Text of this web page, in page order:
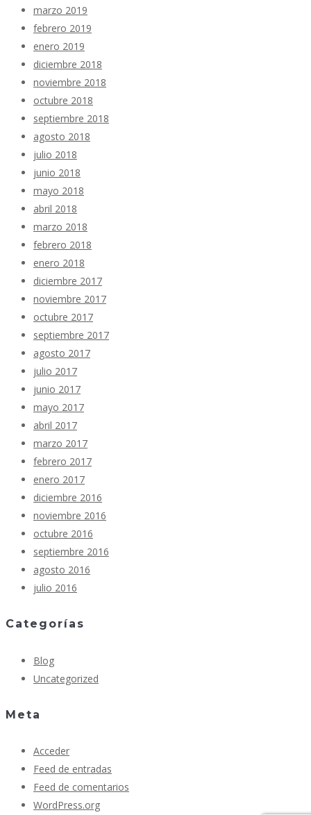
marzo 2019
febrero 2019
enero 2019
diciembre 2018
noviembre 2018
octubre 2018
septiembre 2018
agosto 2018
julio 2018
junio 2018
mayo 2018
abril 2018
marzo 2018
febrero 2018
enero 2018
diciembre 2017
noviembre 2017
octubre 2017
septiembre 2017
agosto 2017
julio 2017
junio 2017
mayo 2017
abril 2017
marzo 2017
febrero 2017
enero 2017
diciembre 2016
noviembre 2016
octubre 2016
septiembre 2016
agosto 2016
julio 2016
Categorías
Blog
Uncategorized
Meta
Acceder
Feed de entradas
Feed de comentarios
WordPress.org